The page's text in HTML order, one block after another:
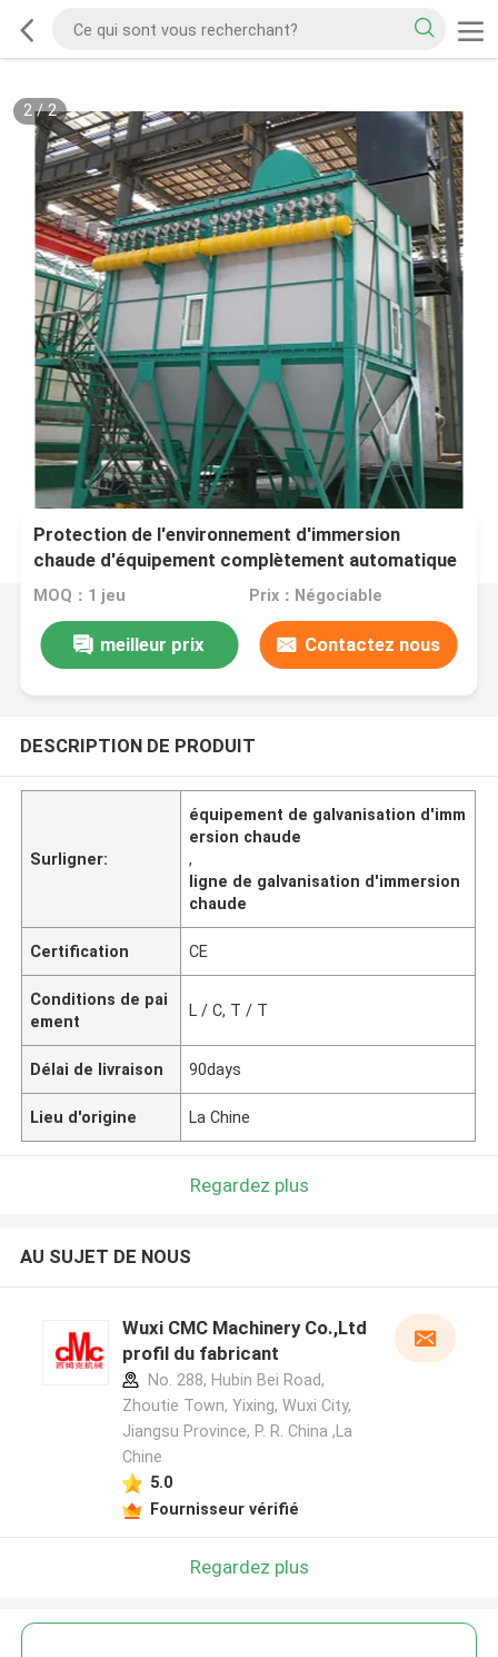
2/2
Protection de l'environnement d'immersion
chaude d'équipement complètement automatique
de galvanisation
MOQ：1 jeu Prix：Négociable
meilleur prix Contactez nous
DESCRIPTION DE PRODUIT
Surligner:
équipement de galvanisation d'imm
ersion chaude
,
ligne de galvanisation d'immersion
chaude
Certification CE
Conditions de pai
ement
L / C, T / T
Délai de livraison 90days
Lieu d'origine La Chine
Regardez plus
AU SUJET DE NOUS
Wuxi CMC Machinery Co.,Ltd
profil du fabricant
No. 288, Hubin Bei Road,
Zhoutie Town, Yixing, Wuxi City,
Jiangsu Province, P. R. China ,La
Chine
5.0
Fournisseur vérifié
Regardez plus